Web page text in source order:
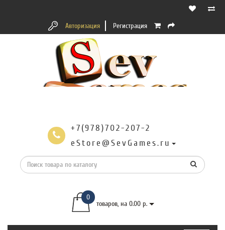
Авторизация Регистрация
+7(978)702-207-2
eStore@SevGames.ru
0
товаров, на 0.00 р.